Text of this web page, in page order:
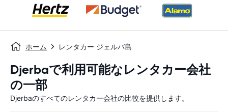
ホーム レンタカー ジェルバ島
Djerbaで利用可能なレンタカー会社
の一部
Djerbaのすべてのレンタカー会社の比較を提供します。